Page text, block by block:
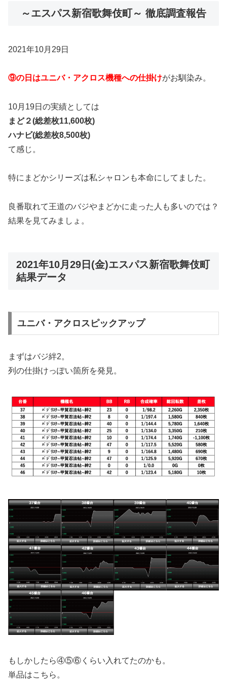
～エスパス新宿歌舞伎町～ 徹底調査報告
2021年10月29日
⑨の日はユニバ・アクロス機種への仕掛けがお馴染み。
10月19日の実績としては
まど２(総差枚11,600枚)
ハナビ(総差枚8,500枚)
て感じ。
特にまどかシリーズは私シャロンも本命にしてました。
良番取れて王道のバジやまどかに走った人も多いのでは？
結果を見てみましょ。
2021年10月29日(金)エスパス新宿歌舞伎町
結果データ
ユニバ・アクロスピックアップ
まずはバジ絆2。
列の仕掛けっぽい箇所を発見。
もしかしたら④⑤⑥くらい入れてたのかも。
単品はこちら。